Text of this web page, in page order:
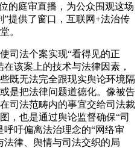
的庭审直播，为公众围观这场
”提供了窗口，互联网+法治传
。
司法个案实现“看得见的正
该案上的技术与法律因素，
既无法完全跟现实舆论环境隔
是把法律问题道德化。像被告
司法范畴内的事宜交给司法裁
，也是通过舆论监督确保“司
吁偏离法治理念的“网络审
法律、舆情与司法交织的局